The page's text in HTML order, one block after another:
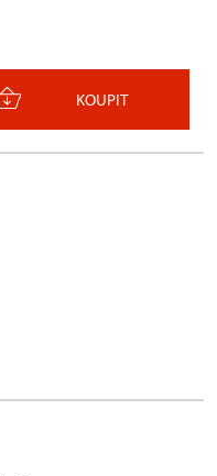
KOUPIT